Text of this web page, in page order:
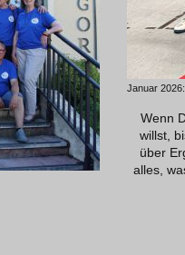
Januar
Wenn
willst,
über
alles,